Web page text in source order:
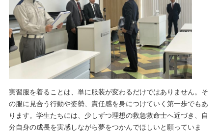
実習服を着ることは、単に服装が変わるだけではありません。そ
の服に見合う行動や姿勢、責任感を身につけていく第一歩でもあ
ります。学生たちには、少しずつ理想の救急救命士へ近づき、自
分自身の成長を実感しながら夢をつかんでほしいと願っていま